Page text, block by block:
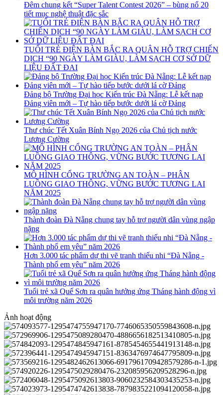
Đêm chung kết “Super Talent Contest 2026” – bùng nổ 20
tiết mục nghệ thuật đặc sắc
TUỔI TRẺ ĐIỆN BÀN BẮC RA QUÂN HỖ TRỢ CHIẾN
DỊCH “90 NGÀY LÀM GIÀU, LÀM SẠCH CƠ SỞ DỮ
LIỆU ĐẤT ĐAI
Đảng bộ Trường Đại học Kiến trúc Đà Nẵng: Lễ kết nạp
Đảng viên mới – Tự hào tiếp bước dưới lá cờ Đảng
Thư chúc Tết Xuân Bính Ngọ 2026 của Chủ tịch nước
Lương Cường
MÔ HÌNH CỔNG TRƯỜNG AN TOÀN – PHÂN
LUỒNG GIAO THÔNG, VỮNG BƯỚC TƯƠNG LAI
NĂM 2025
Thành đoàn Đà Nẵng chung tay hỗ trợ người dân vùng ngập
nặng
Hơn 3.000 tác phẩm dự thi vẽ tranh thiếu nhi “Đà Nẵng -
Thành phố em yêu” năm 2026
Tuổi trẻ xã Quế Sơn ra quân hưởng ứng Tháng hành động vì
môi trường năm 2026
Ảnh hoạt động